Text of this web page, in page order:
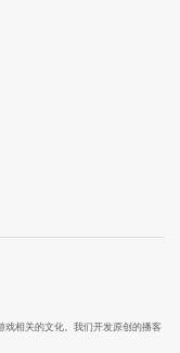
相关的文化。我们开发原创的播客